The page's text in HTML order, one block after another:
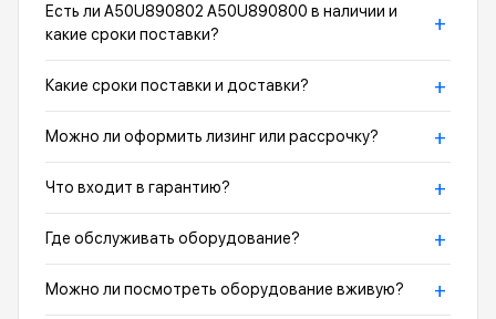
Есть ли A50U890802 A50U890800 в наличии и
какие сроки поставки?
+
Какие сроки поставки и доставки? +
Можно ли оформить лизинг или рассрочку? +
Что входит в гарантию? +
Где обслуживать оборудование? +
Можно ли посмотреть оборудование вживую? +